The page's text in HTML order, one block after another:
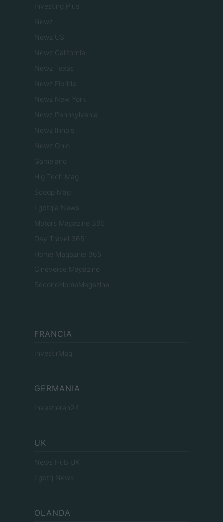
Investing Plus
Newz
Newz US
Newz California
Newz Texas
Newz Florida
Newz New York
Newz Pennsylvania
Newz Illinois
Newz Ohio
Gameland
Hig Tech Mag
Scoop Mag
Lgbtqia News
Motors Magazine 365
Day Travel 365
Home Magazine 365
Cineverse Magazine
SecondHomeMagazine
FRANCIA
InvestirMag
GERMANIA
Investieren24
UK
News Hub UK
Lgbtq News
OLANDA